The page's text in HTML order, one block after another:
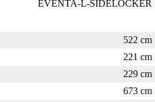
EVENTA-L-SIDELOCKER
522 cm
221 cm
229 cm
673 cm